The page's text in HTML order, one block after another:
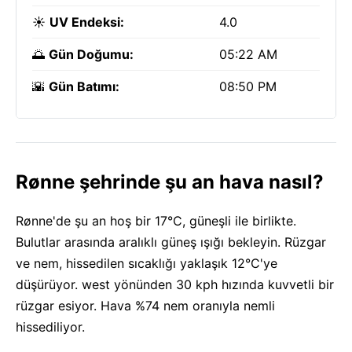
☀️ UV Endeksi: 4.0
🌅 Gün Doğumu: 05:22 AM
🌇 Gün Batımı: 08:50 PM
Rønne şehrinde şu an hava nasıl?
Rønne'de şu an hoş bir 17°C, güneşli ile birlikte.
Bulutlar arasında aralıklı güneş ışığı bekleyin. Rüzgar
ve nem, hissedilen sıcaklığı yaklaşık 12°C'ye
düşürüyor. west yönünden 30 kph hızında kuvvetli bir
rüzgar esiyor. Hava %74 nem oranıyla nemli
hissediliyor.